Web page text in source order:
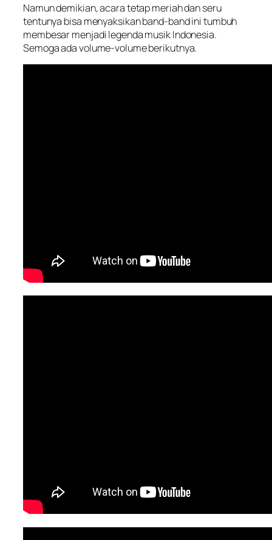
Namun demikian, acara tetap meriah dan seru
tentunya bisa menyaksikan band-band ini tumbuh
membesar menjadi legenda musik Indonesia.
Semoga ada volume-volume berikutnya.